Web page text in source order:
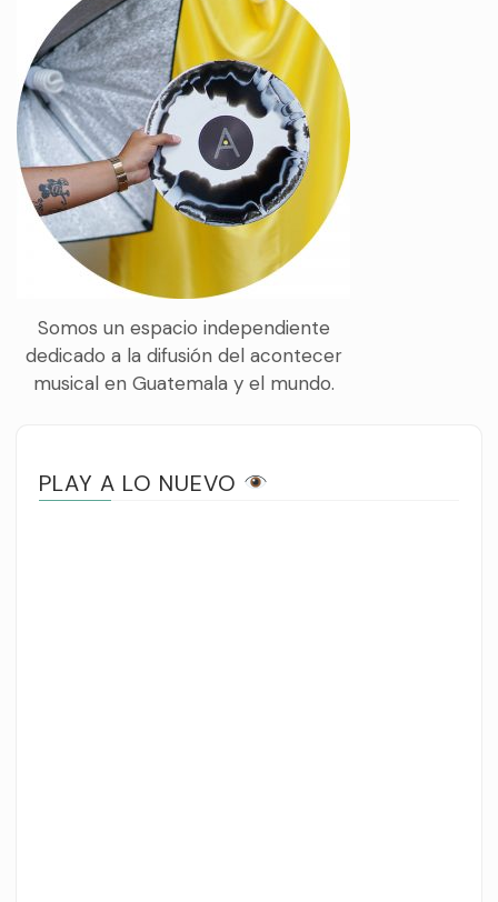
Somos un espacio independiente
dedicado a la difusión del acontecer
musical en Guatemala y el mundo.
PLAY A LO NUEVO